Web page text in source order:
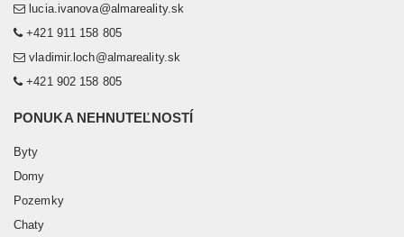
lucia.ivanova@almareality.sk
+421 911 158 805
vladimir.loch@almareality.sk
+421 902 158 805
PONUKA NEHNUTEĽNOSTÍ
Byty
Domy
Pozemky
Chaty